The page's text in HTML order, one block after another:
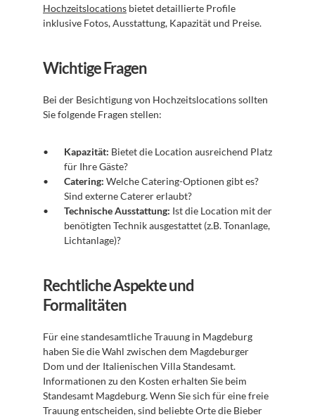
Hochzeitslocations bietet detaillierte Profile
inklusive Fotos, Ausstattung, Kapazität und Preise.
Wichtige Fragen
Bei der Besichtigung von Hochzeitslocations sollten
Sie folgende Fragen stellen:
Kapazität: Bietet die Location ausreichend Platz
für Ihre Gäste?
Catering: Welche Catering-Optionen gibt es?
Sind externe Caterer erlaubt?
Technische Ausstattung: Ist die Location mit der
benötigten Technik ausgestattet (z.B. Tonanlage,
Lichtanlage)?
Rechtliche Aspekte und
Formalitäten
Für eine standesamtliche Trauung in Magdeburg
haben Sie die Wahl zwischen dem Magdeburger
Dom und der Italienischen Villa Standesamt.
Informationen zu den Kosten erhalten Sie beim
Standesamt Magdeburg. Wenn Sie sich für eine freie
Trauung entscheiden, sind beliebte Orte die Bieber